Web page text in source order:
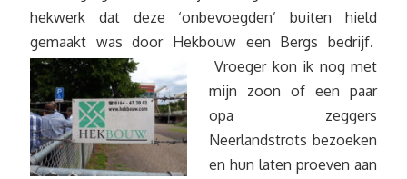
hekwerk dat deze ‘onbevoegden’ buiten hield
gemaakt was door Hekbouw een Bergs bedrijf.
Vroeger kon ik nog met
mijn zoon of een paar
opa zeggers
Neerlandstrots bezoeken
en hun laten proeven aan